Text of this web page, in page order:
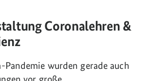
Coronalehren &
wurden gerade auch